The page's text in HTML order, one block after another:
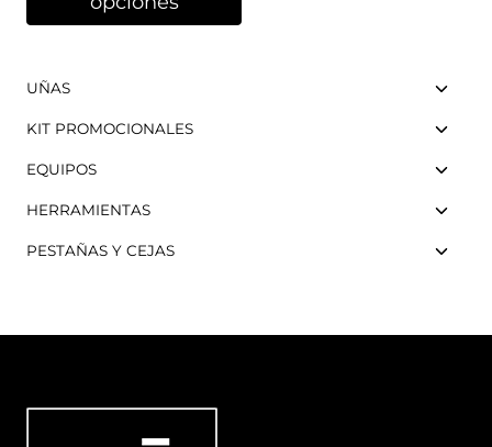
UÑAS
KIT PROMOCIONALES
EQUIPOS
HERRAMIENTAS
PESTAÑAS Y CEJAS